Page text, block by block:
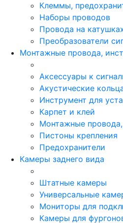
Клеммы,
Наборы проводов
Провода на
Преобразователи
Монтажные провода,
Аксессуары к
Акустические
Инструмент для
Карпет и клей
Монтажные
Пистоны крепления
Предохранители
Камеры заднего вида
Штатные камеры
Универсальные
Мониторы для
Камеры для